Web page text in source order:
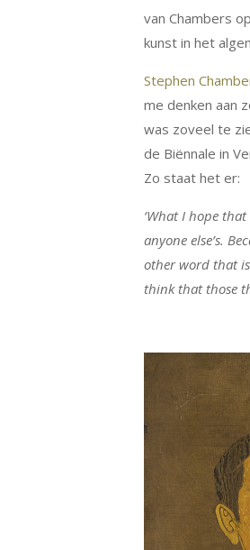
van Chambers
kunst in het
Stephen
me denken aan
was zoveel te
de Biënnale in
Zo staat het er:
‘What I hope
anyone else’s.
other word that
think that those